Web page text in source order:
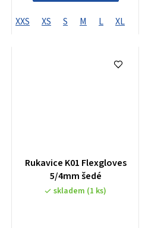
XXS XS S M L XL
Rukavice K01 Flexgloves
5/4mm šedé
skladem (1 ks)